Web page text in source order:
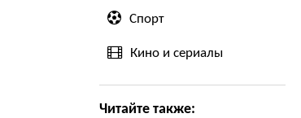
Спорт
Кино и сериалы
Читайте также: